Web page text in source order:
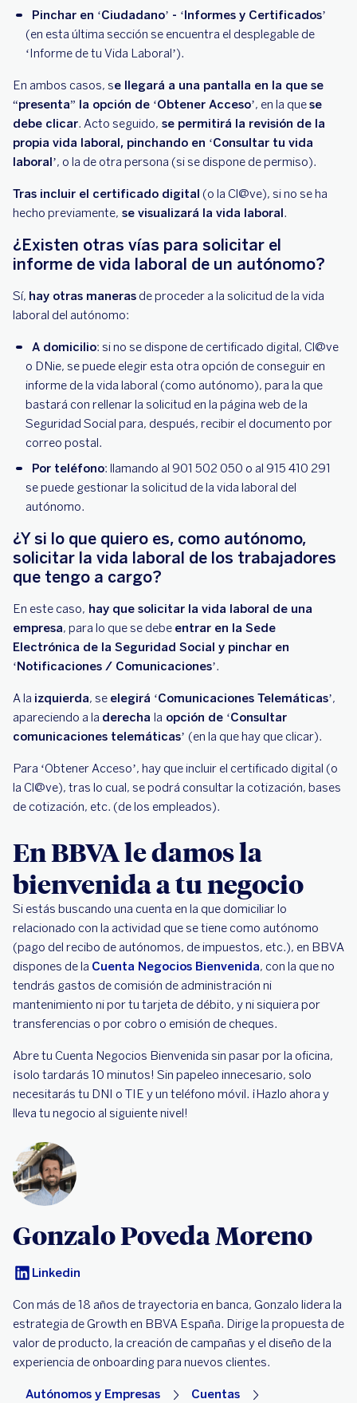
Pinchar en ‘Ciudadano’ - ‘Informes y Certificados’
(en esta última sección se encuentra el desplegable de
‘Informe de tu Vida Laboral’).
En ambos casos, se llegará a una pantalla en la que se
“presenta” la opción de ‘Obtener Acceso’, en la quese
debe clicar. Acto seguido, se permitirá la revisión de la
propia vida laboral, pinchando en ‘Consultar tu vida
laboral’, o la de otra persona (si se dispone de permiso).
Tras incluir el certificado digital (o la Cl@ve), si no se ha
hecho previamente, se visualizará la vida laboral.
¿Existen otras vías para solicitar el
informe de vida laboral de un autónomo?
Sí, hay otras maneras de proceder a la solicitud de la vida
laboral del autónomo:
A domicilio: si no se dispone de certificado digital, Cl@ve
o DNie, se puede elegir esta otra opción de conseguir en
informe de la vida laboral (como autónomo), para la que
bastará con rellenar la solicitud en la página web de la
Seguridad Social para, después, recibir el documento por
correo postal.
Por teléfono: llamando al 901 502 050 o al 915 410 291
se puede gestionar la solicitud de la vida laboral del
autónomo.
¿Y si lo que quiero es, como autónomo,
solicitar la vida laboral de los trabajadores
que tengo a cargo?
En este caso, hay que solicitar la vida laboral de una
empresa, para lo que se debe entrar en la Sede
Electrónica de la Seguridad Social y pinchar en
‘Notificaciones / Comunicaciones’.
A la izquierda, se elegirá ‘Comunicaciones Telemáticas’,
apareciendo a la derecha la opción de ‘Consultar
comunicaciones telemáticas’ (en la que hay que clicar).
Para ‘Obtener Acceso’, hay que incluir el certificado digital (o
la Cl@ve), tras lo cual, se podrá consultar la cotización, bases
de cotización, etc. (de los empleados).
En BBVA le damos la
bienvenida a tu negocio
Si estás buscando una cuenta en la que domiciliar lo
relacionado con la actividad que se tiene como autónomo
(pago del recibo de autónomos, de impuestos, etc.), en BBVA
dispones de la Cuenta Negocios Bienvenida, con la que no
tendrás gastos de comisión de administración ni
mantenimiento ni por tu tarjeta de débito, y ni siquiera por
transferencias o por cobro o emisión de cheques.
Abre tu Cuenta Negocios Bienvenida sin pasar por la oficina,
¡solo tardarás 10 minutos! Sin papeleo innecesario, solo
necesitarás tu DNI o TIE y un teléfono móvil. ¡Hazlo ahora y
lleva tu negocio al siguiente nivel!
Gonzalo Poveda Moreno
Linkedin
Con más de 18 años de trayectoria en banca, Gonzalo lidera la
estrategia de Growth en BBVA España. Dirige la propuesta de
valor de producto, la creación de campañas y el diseño de la
experiencia de onboarding para nuevos clientes.
Autónomos y Empresas
Cuentas